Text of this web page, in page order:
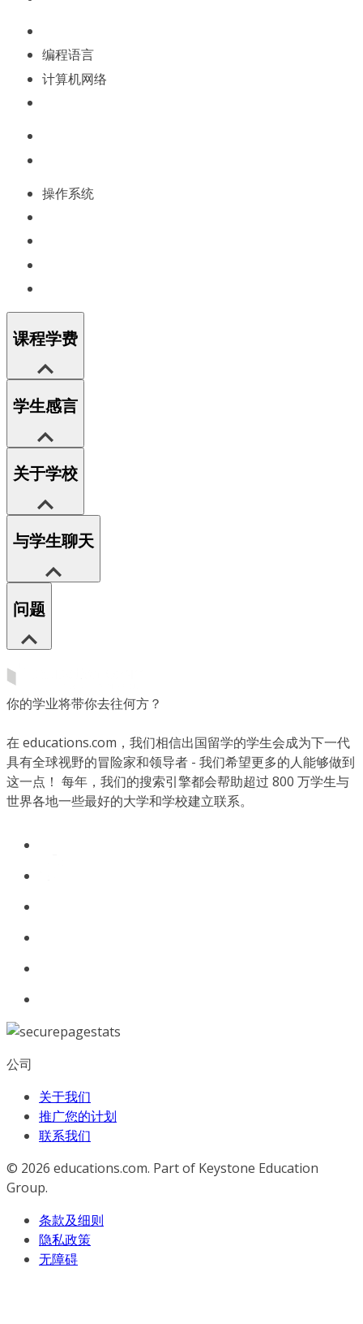
编程语言
计算机网络
操作系统
课程学费
学生感言
关于学校
与学生聊天
问题
你的学业将带你去往何方？
在 educations.com，我们相信出国留学的学生会成为下一代
具有全球视野的冒险家和领导者 - 我们希望更多的人能够做到
这一点！ 每年，我们的搜索引擎都会帮助超过 800 万学生与
世界各地一些最好的大学和学校建立联系。
公司
关于我们
推广您的计划
联系我们
© 2026 educations.com. Part of Keystone Education
Group.
条款及细则
隐私政策
无障碍